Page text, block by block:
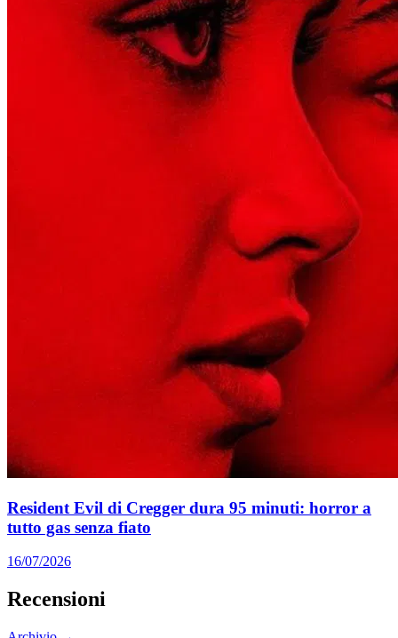
Resident Evil di Cregger dura 95 minuti: horror a
tutto gas senza fiato
16/07/2026
Recensioni